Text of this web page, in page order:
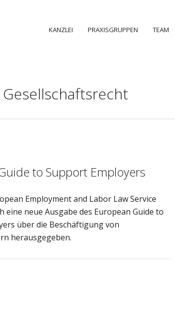
KANZLEI PRAXISGRUPPEN TEAM
to Support Employers
Employment and Labor Law Service
eine neue Ausgabe des European Guide to
über die Beschäftigung von
herausgegeben.